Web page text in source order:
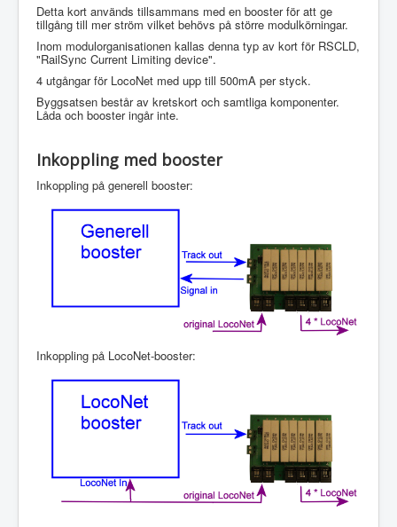
Detta kort används tillsammans med en booster för att ge
tillgång till mer ström vilket behövs på större modulkörningar.
Inom modulorganisationen kallas denna typ av kort för RSCLD,
"RailSync Current Limiting device".
4 utgångar för LocoNet med upp till 500mA per styck.
Byggsatsen består av kretskort och samtliga komponenter.
Låda och booster ingår inte.
Inkoppling med booster
Inkoppling på generell booster:
Inkoppling på LocoNet-booster: